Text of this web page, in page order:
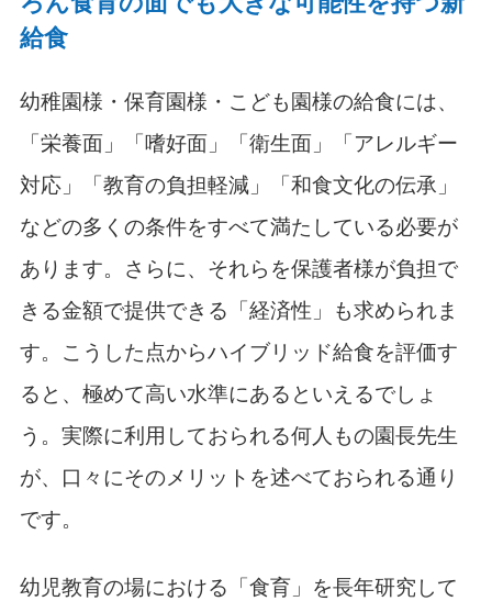
給食
幼稚園様・保育園様・こども園様の給食には、
「栄養面」「嗜好面」「衛生面」「アレルギー
対応」「教育の負担軽減」「和食文化の伝承」
などの多くの条件をすべて満たしている必要が
あります。さらに、それらを保護者様が負担で
きる金額で提供できる「経済性」も求められま
す。こうした点からハイブリッド給食を評価す
ると、極めて高い水準にあるといえるでしょ
う。実際に利用しておられる何人もの園長先生
が、口々にそのメリットを述べておられる通り
です。
幼児教育の場における「食育」を長年研究して